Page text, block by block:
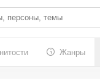
Жанры